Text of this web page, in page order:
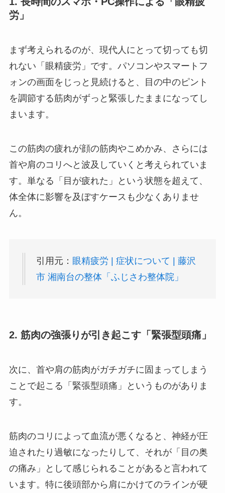
労」
まず考えられるのが、現代人にとって切っても切
れない「眼精疲労」です。パソコンやスマートフ
ォンの画面をじっと見続けると、目の中のピント
を調節する筋肉がずっと緊張したままになってし
まいます。
この筋肉の疲れが顔の筋肉やこめかみ、さらには
首や肩のコリへと波及していくと考えられていま
す。単なる「目が疲れた」という状態を超えて、
体全体に影響を及ぼすケースも少なくありませ
ん。
引用元： 眼精疲労 | 症状について | 藤沢
市 湘南台の整体「ふじさわ整体院」
2. 筋肉の強張りが引き起こす「緊張型頭痛」
次に、首や肩の筋肉がガチガチに固まってしまう
ことで起こる「緊張型頭痛」というものがありま
す。
筋肉のコリによって血流が悪くなると、神経が圧
迫されたり過敏になったりして、それが「目の奥
の痛み」として感じられることがあると言われて
います。特に後頭部から肩にかけてのラインが硬